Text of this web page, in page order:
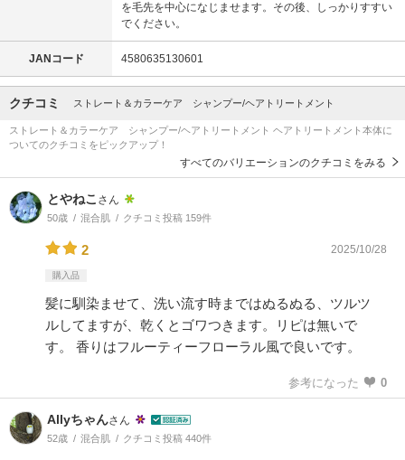
を毛先を中心になじませます。その後、しっかりすすい
でください。
JANコード 4580635130601
クチコミ ストレート＆カラーケア シャンプー/ヘアトリートメント
ストレート＆カラーケア シャンプー/ヘアトリートメント ヘアトリートメント本体に
ついてのクチコミをピックアップ！
すべてのバリエーションのクチコミをみる
とやねこ さん
50歳 混合肌 クチコミ投稿 159件
2 2025/10/28
購入品
髪に馴染ませて、洗い流す時まではぬるぬる、ツルツ
ルしてますが、乾くとゴワつきます。リピは無いで
す。 香りはフルーティーフローラル風で良いです。
参考になった 0
Allyちゃんさん
52歳 混合肌 クチコミ投稿 440件